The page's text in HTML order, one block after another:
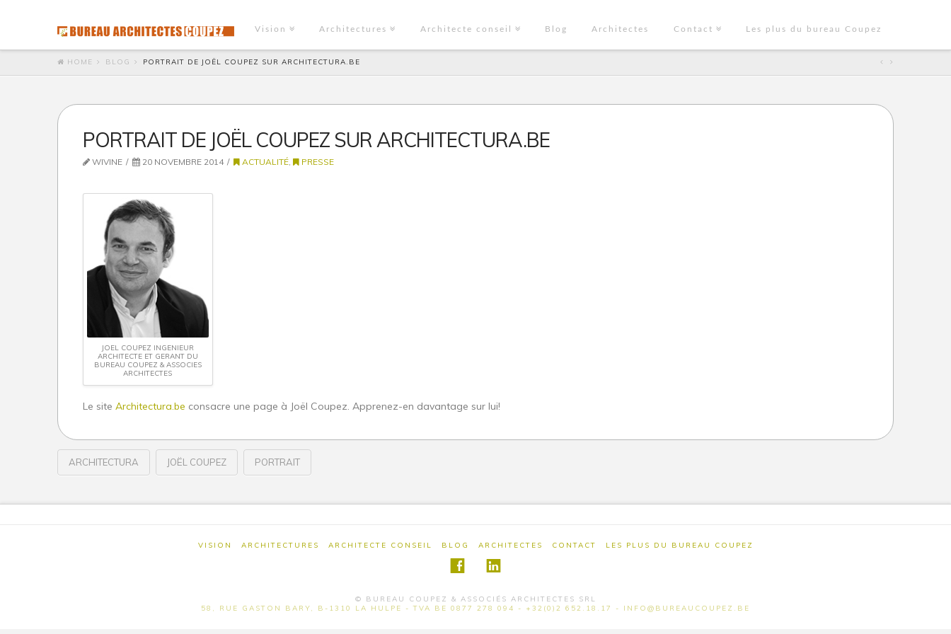
Vision Architectures Architecte conseil Blog Architectes Contact Les plus du bureau Coupez
HOME BLOG PORTRAIT DE JOËL COUPEZ SUR ARCHITECTURA.BE
PORTRAIT DE JOËL COUPEZ SUR ARCHITECTURA.BE
WIVINE 20 NOVEMBRE 2014 ACTUALITÉ, PRESSE
JOEL COUPEZ INGENIEUR
ARCHITECTE ET GERANT DU
BUREAU COUPEZ & ASSOCIES
ARCHITECTES
Le site Architectura.be consacre une page à Joël Coupez. Apprenez-en davantage sur lui!
ARCHITECTURA JOËL COUPEZ PORTRAIT
DE
VISION ARCHITECTURES ARCHITECTE CONSEIL BLOG ARCHITECTES CONTACT LES PLUS DU BUREAU COUPEZ
© BUREAU COUPEZ & ASSOCIÉS ARCHITECTES SRL
58, RUE GASTON BARY, B-1310 LA HULPE - TVA BE 0877 278 094 - +32(0)2 652.18.17 - INFO@BUREAUCOUPEZ.BE